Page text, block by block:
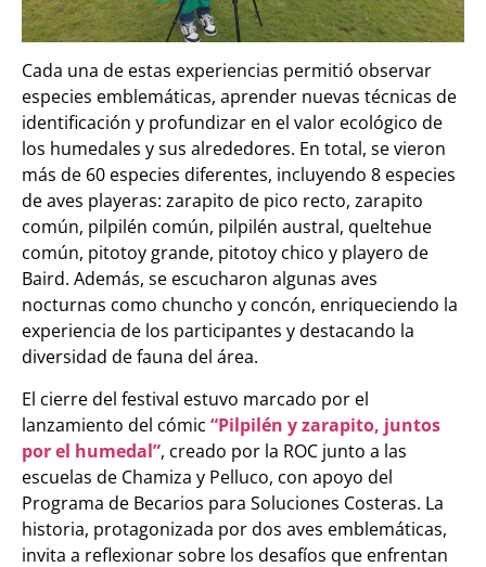
Cada una de estas experiencias permitió observar
especies emblemáticas, aprender nuevas técnicas de
identificación y profundizar en el valor ecológico de
los humedales y sus alrededores. En total, se vieron
más de 60 especies diferentes, incluyendo 8 especies
de aves playeras: zarapito de pico recto, zarapito
común, pilpilén común, pilpilén austral, queltehue
común, pitotoy grande, pitotoy chico y playero de
Baird. Además, se escucharon algunas aves
nocturnas como chuncho y concón, enriqueciendo la
experiencia de los participantes y destacando la
diversidad de fauna del área.
El cierre del festival estuvo marcado por el
lanzamiento del cómic “Pilpilén y zarapito, juntos
por el humedal”, creado por la ROC junto a las
escuelas de Chamiza y Pelluco, con apoyo del
Programa de Becarios para Soluciones Costeras. La
historia, protagonizada por dos aves emblemáticas,
invita a reflexionar sobre los desafíos que enfrentan